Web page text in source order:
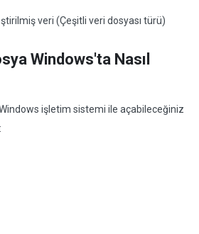
veri (Çeşitli veri dosyası türü)
Windows'ta Nasıl
Windows işletim sistemi ile açabileceğiniz